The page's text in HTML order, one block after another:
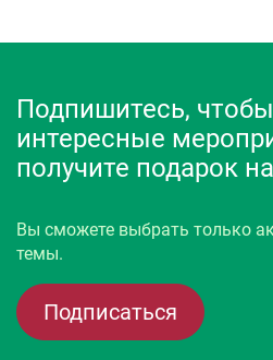
Подпишитесь,
интересные
получите подарок
Вы сможете выбрать только
темы.
Подписаться